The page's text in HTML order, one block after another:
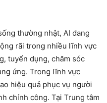
thường nhật, AI đang
rãi trong nhiều lĩnh vực
tuyển dụng, chăm sóc
ứng. Trong lĩnh vực
hiệu quả phục vụ người
chính công. Tại Trung tâm